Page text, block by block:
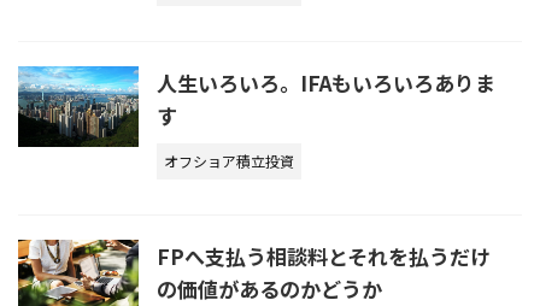
人生いろいろ。IFAもいろいろありま
す
オフショア積立投資
FPへ支払う相談料とそれを払うだけ
の価値があるのかどうか